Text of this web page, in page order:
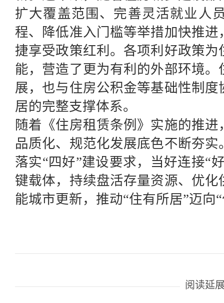
扩大覆盖范围、完善灵活就业人
程、降低准入门槛等举措加快推
捷享受政策红利。各项利好政策
能，营造了更为有利的外部环境
展，也与住房公积金等基础性制
居的完整支撑体系。
随着《住房租赁条例》实施的推进
品质化、规范化发展底色不断夯实
落实“四好”建设要求，当好连接“
键载体，持续盘活存量资源、优化
能城市更新，推动“住有所居”迈向
阅读延